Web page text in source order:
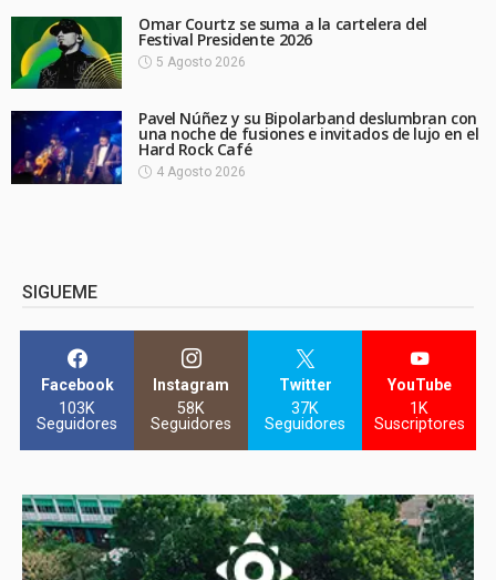
Omar Courtz se suma a la cartelera del
Festival Presidente 2026
5 Agosto 2026
Pavel Núñez y su Bipolarband deslumbran con
una noche de fusiones e invitados de lujo en el
Hard Rock Café
4 Agosto 2026
SIGUEME
Facebook
103K
Seguidores
Instagram
58K
Seguidores
Twitter
37K
Seguidores
YouTube
1K
Suscriptores